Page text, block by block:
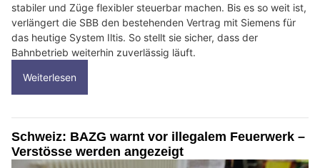
stabiler und Züge flexibler steuerbar machen. Bis es so weit ist,
verlängert die SBB den bestehenden Vertrag mit Siemens für
das heutige System Iltis. So stellt sie sicher, dass der
Bahnbetrieb weiterhin zuverlässig läuft.
Weiterlesen
Schweiz: BAZG warnt vor illegalem Feuerwerk –
Verstösse werden angezeigt